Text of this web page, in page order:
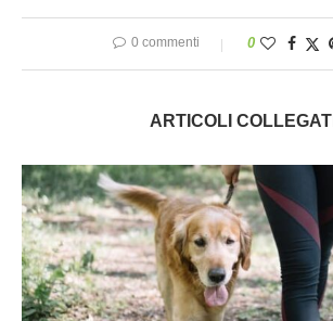
0 commenti 0
ARTICOLI COLLEGATI